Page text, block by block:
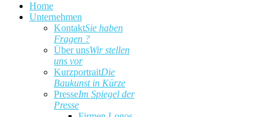
Home
Unternehmen
KontaktSie haben
Fragen ?
Über unsWir stellen
uns vor
KurzportraitDie
Baukunst in Kürze
PresseIm Spiegel der
Presse